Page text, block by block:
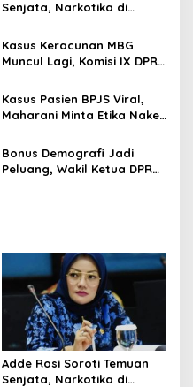
Senjata, Narkotika di
Siswa Harus Dijaga
Kasus Keracunan MBG
Muncul Lagi, Komisi IX DPR
Jalur Hukum
Kasus Pasien BPJS Viral,
Maharani Minta Etika Nakes
Dievaluasi
Bonus Demografi Jadi
Peluang, Wakil Ketua DPR
Adde Rosi Soroti Temuan
Senjata, Narkotika di